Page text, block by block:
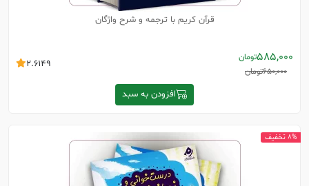
قرآن کریم با ترجمه و شرح واژگان
585,000تومان
650,000تومان
2.6149
افزودن به سبد
8% تخفیف